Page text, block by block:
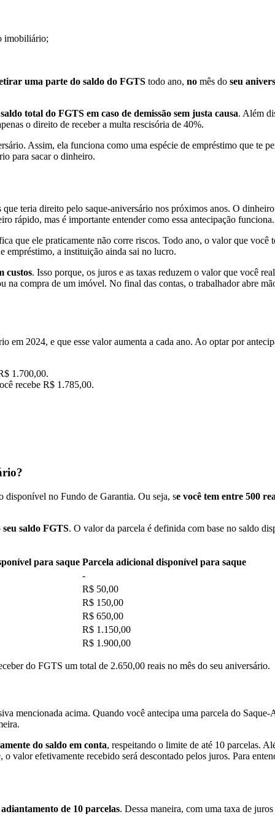
imobiliário;
uma parte do saldo do FGTS todo ano, no mês do seu
total do FGTS em caso de demissão sem justa causa. Além
o direito de receber a multa rescisória de 40%.
Assim, ela funciona como uma espécie de empréstimo que te
para sacar o dinheiro.
teria direito pelo saque-aniversário nos próximos anos. O
rápido, mas é importante entender como essa antecipação funciona.
que ele praticamente não corre riscos. Todo ano, o valor que
empréstimo, a instituição ainda sai no lucro.
custos. Isso porque, os juros e as taxas reduzem o valor que você
na compra de um imóvel. No final das contas, o trabalhador abre
2024, e que esse valor aumenta a cada ano. Ao optar por
1.700,00.
recebe R$ 1.785,00.
disponível no Fundo de Garantia. Ou seja, se você tem entre 500
saldo FGTS. O valor da parcela é definida com base no saldo
para saque ​Parcela adicional disponível para saque
-
R$ 50,00
R$ 150,00
R$ 650,00
R$ 1.150,00
R$ 1.900,00
do FGTS um total de 2.650,00 reais no mês do seu aniversário.
mencionada acima. Quando você antecipa uma parcela do
do saldo em conta, respeitando o limite de até 10 parcelas.
valor efetivamente recebido será descontado pelos juros. Para
de 10 parcelas. Dessa maneira, com uma taxa de